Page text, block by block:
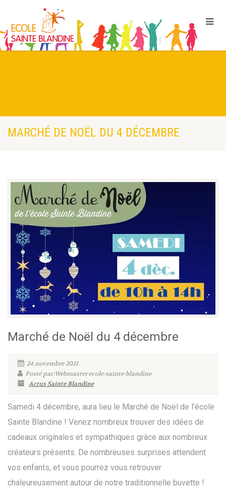
MARCHÉ DE NOËL DU 4 DÉCEMBRE
Marché de Noël du 4 décembre
24 novembre 2021
Posté par:Webmaster-ecole-sainte-blandine
Actus Sainte Blandine
Samedi 4 décembre, aura lieu le Marché de Noël de l’école
Sainte Blandine ! Venez nombreux trouver des idées de
cadeaux originales et sympathiques grâce aux nombreux
créateurs présents. De nombreuses surprises attendent
vos enfants, et vous pourrez vous retrouver
chaleureusement autour de notre traditionnelle buvette !